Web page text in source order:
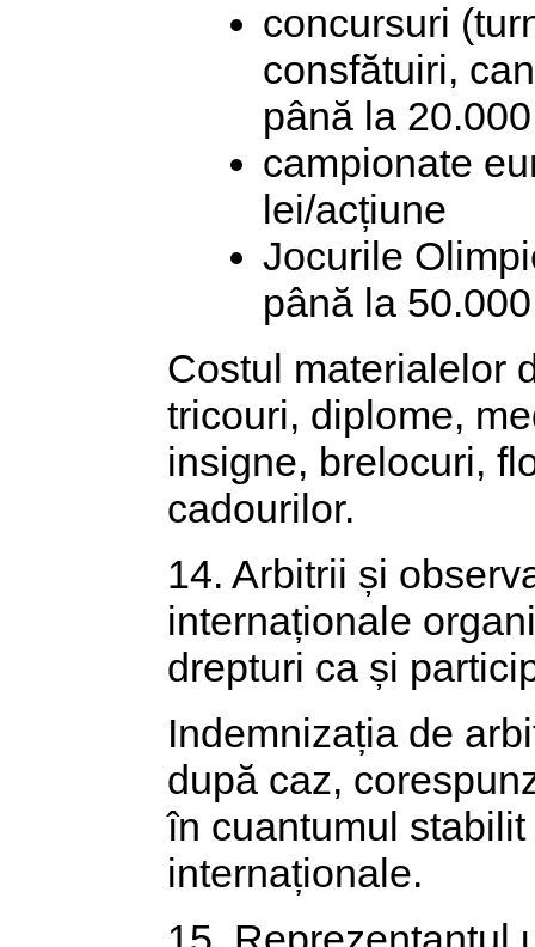
concursuri
consfătuiri,
până la
campionate
lei/acțiune
Jocurile
până la
Costul materialelor
tricouri, diplome,
insigne, brelocuri,
cadourilor.
14. Arbitrii și
internaționale
drepturi ca și
Indemnizația de
după caz,
în cuantumul
internaționale.